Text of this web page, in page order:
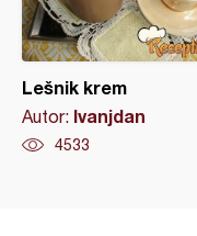
Lešnik krem
Autor: Ivanjdan
4533